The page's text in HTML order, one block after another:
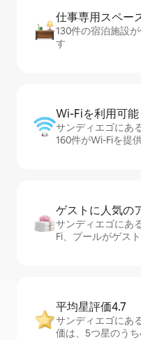
仕事専用ス⁠ペ⁠ー⁠
130件の宿泊施設
す
Wi-Fiを利⁠用⁠可⁠能
サンディエゴにあ
160件がWi-Fiを提
ゲストに人⁠気⁠の
サンディエゴにあ
Fi、プールがゲス
平均星評価4.7
サンディエゴにあ
価は、5つ星のうち